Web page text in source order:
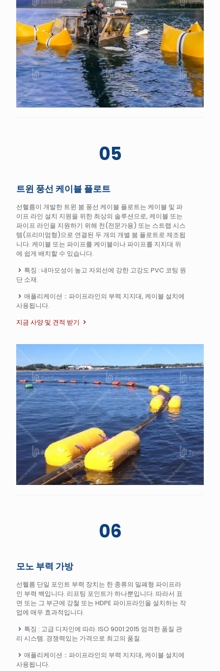
05
트윈 풍선 케이블 플로트
선헬름이 개발한 트윈 붐 풍선 케이블 플로트는 케이블 및 파
이프 라인 설치 지원을 위한 최상의 솔루션으로, 케이블 또는
파이프 라인을 지원하기 위해 천(전문가용) 또는 스트랩 시스
템(프리미엄형)으로 연결된 두 개의 개별 붐 플로트로 제조됩
니다. 케이블 또는 파이프를 케이블이나 파이프를 지지대 위
에 쉽게 배치할 수 있습니다.
특징 : 내마모성이 높고 자외선에 강한 고강도 PVC 코팅 원
단 소재.
애플리케이션：파이프라인의 부력 지지대, 케이블 설치에
사용됩니다.
지금 사양 및 견적 받기
06
모노 부력 가방
선헬름 단일 포인트 부력 장치는 한 종류의 밀폐형 파이프라
인 부력 백입니다. 리프팅 포인트가 하나뿐입니다. 따라서 표
면 또는 그 부근에 강철 또는 HDPE 파이프라인을 설치하는 작
업에 매우 효과적입니다.
특징 : 고급 디자인에 따라. ISO 9001:2015 엄격한 품질 관
리 시스템. 경쟁력있는 가격으로 최고의 품질.
애플리케이션：파이프라인의 부력 지지대, 케이블 설치에
사용됩니다.